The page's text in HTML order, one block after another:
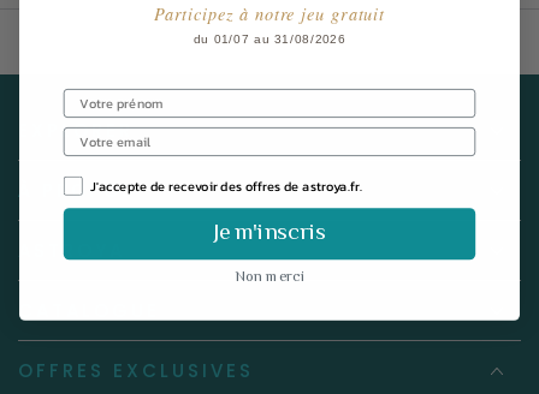
EXPLORER
À PROPOS
ASTROYA
CATALOGUE
OFFRES EXCLUSIVES
Participez à notre jeu gratuit
du 01/07 au 31/08/2026
J'accepte de recevoir des offres de astroya.fr.
Je m'inscris
Non merci